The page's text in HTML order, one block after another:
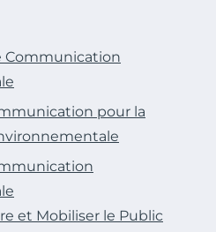
Communication
pour la
et Mobiliser le Public